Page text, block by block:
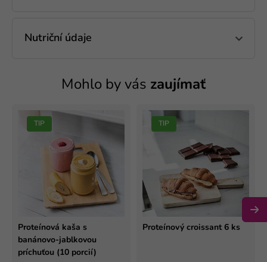
Nutriční údaje
Mohlo by vás zaujímať
TIP
Proteínová kaša s
banánovo-jablkovou
príchuťou (10 porcií)
TIP
Proteínový croissant 6 ks